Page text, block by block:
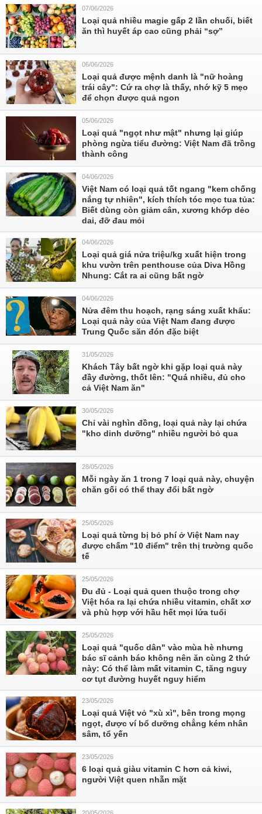
07/06/2026
Loại quả nhiều magie gấp 2 lần chuối, biết
ăn thì huyết áp cao cũng phải “sợ”
06/06/2026
Loại quả được mệnh danh là "nữ hoàng
trái cây": Cứ ra chợ là thấy, nhớ kỹ 5 mẹo
để chọn được quả ngon
05/06/2026
Loại quả "ngọt như mật" nhưng lại giúp
phòng ngừa tiểu đường: Việt Nam đã trồng
thành công
04/06/2026
Việt Nam có loại quả tốt ngang "kem chống
nắng tự nhiên", kích thích tóc mọc tua tủa:
Biết dùng còn giảm cân, xương khớp dẻo
dai, đỡ đau mỏi
04/06/2026
Loại quả giá nửa triệu/kg xuất hiện trong
khu vườn trên penthouse của Diva Hồng
Nhung: Cắt ra ai cũng bất ngờ
04/06/2026
Nửa đêm thu hoạch, rạng sáng xuất khẩu:
Loại quả này của Việt Nam đang được
Trung Quốc săn đón đặc biệt
31/05/2026
Khách Tây bất ngờ khi gặp loại quả này
đầy đường, thốt lên: "Quá nhiều, đủ cho
cả Việt Nam ăn"
30/05/2026
Chỉ vài nghìn đồng, loại quả này lại chứa
"kho dinh dưỡng" nhiều người bỏ qua
28/05/2026
Mỗi ngày ăn 1 trong 7 loại quả này, chuyện
chăn gối có thể thay đổi bất ngờ
25/05/2026
Loại quả từng bị bỏ phí ở Việt Nam nay
được chấm "10 điểm" trên thị trường quốc
tế
25/05/2026
Đu đủ - Loại quả quen thuộc trong chợ
Việt hóa ra lại chứa nhiều vitamin, chất xơ
và phù hợp với hầu hết mọi lứa tuổi
25/05/2026
Loại quả "quốc dân" vào mùa hè nhưng
bác sĩ cảnh báo không nên ăn cùng 2 thứ
này: Có thể làm mất vitamin C, tăng nguy
cơ tụt đường huyết nguy hiểm
23/05/2026
Loại quả Việt vỏ "xù xì", bên trong mọng
ngọt, được ví bổ dưỡng chẳng kém nhân
sâm, tổ yến
23/05/2026
6 loại quả giàu vitamin C hơn cả kiwi,
người Việt quen nhẵn mặt